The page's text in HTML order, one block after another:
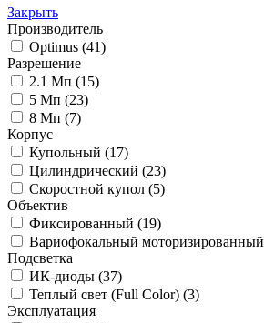
Закрыть
Производитель
Optimus (41)
Разрешение
2.1 Мп (15)
5 Мп (23)
8 Мп (7)
Корпус
Купольный (17)
Цилиндрический (23)
Скоростной купол (5)
Объектив
Фиксированный (19)
Вариофокальный моторизированный
Подсветка
ИК-диоды (37)
Теплый свет (Full Color) (3)
Эксплуатация